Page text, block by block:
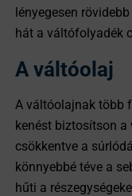
lényegesen
hát a váltófolyadék
A váltóolaj
A váltóolajnak több
kenést biztosítson
csökkentve a
könnyebbé téve a
hűti a